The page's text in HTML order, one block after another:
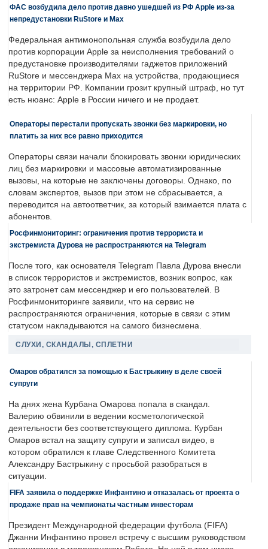
ФАС возбудила дело против давно ушедшей из РФ Apple из-за
непредустановки RuStore и Max
Федеральная антимонопольная служба возбудила дело
против корпорации Apple за неисполнения требований о
предустановке производителями гаджетов приложений
RuStore и мессенджера Max на устройства, продающиеся
на территории РФ. Компании грозит крупный штраф, но тут
есть нюанс: Apple в России ничего и не продает.
Операторы перестали пропускать звонки без маркировки, но
платить за них все равно приходится
Операторы связи начали блокировать звонки юридических
лиц без маркировки и массовые автоматизированные
вызовы, на которые не заключены договоры. Однако, по
словам экспертов, вызов при этом не сбрасывается, а
переводится на автоответчик, за который взимается плата с
абонентов.
Росфинмониторинг: ограничения против террориста и
экстремиста Дурова не распространяются на Telegram
После того, как основателя Telegram Павла Дурова внесли
в список террористов и экстремистов, возник вопрос, как
это затронет сам мессенджер и его пользователей. В
Росфинмониторинге заявили, что на сервис не
распространяются ограничения, которые в связи с этим
статусом накладываются на самого бизнесмена.
СЛУХИ, СКАНДАЛЫ, СПЛЕТНИ
Омаров обратился за помощью к Бастрыкину в деле своей
супруги
На днях жена Курбана Омарова попала в скандал.
Валерию обвинили в ведении косметологической
деятельности без соответствующего диплома. Курбан
Омаров встал на защиту супруги и записал видео, в
котором обратился к главе Следственного Комитета
Александру Бастрыкину с просьбой разобраться в
ситуации.
FIFA заявила о поддержке Инфантино и отказалась от проекта о
продаже прав на чемпионаты частным инвесторам
Президент Международной федерации футбола (FIFA)
Джанни Инфантино провел встречу с высшим руководством